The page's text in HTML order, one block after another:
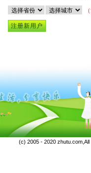
(c) 2005 - 2020